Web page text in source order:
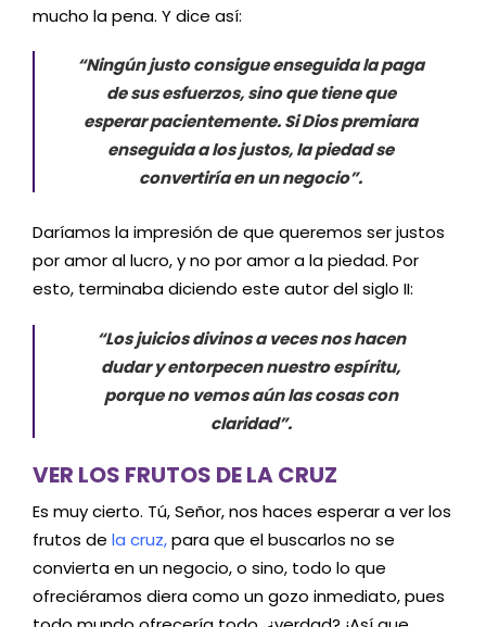
mucho la pena. Y dice así:
“Ningún justo consigue enseguida la paga
de sus esfuerzos, sino que tiene que
esperar pacientemente. Si Dios premiara
enseguida a los justos, la piedad se
convertiría en un negocio”.
Daríamos la impresión de que queremos ser justos
por amor al lucro, y no por amor a la piedad. Por
esto, terminaba diciendo este autor del siglo II:
“Los juicios divinos a veces nos hacen
dudar y entorpecen nuestro espíritu,
porque no vemos aún las cosas con
claridad”.
VER LOS FRUTOS DE LA CRUZ
Es muy cierto. Tú, Señor, nos haces esperar a ver los
frutos de la cruz,para que el buscarlos no se
convierta en un negocio, o sino, todo lo que
ofreciéramos diera como un gozo inmediato, pues